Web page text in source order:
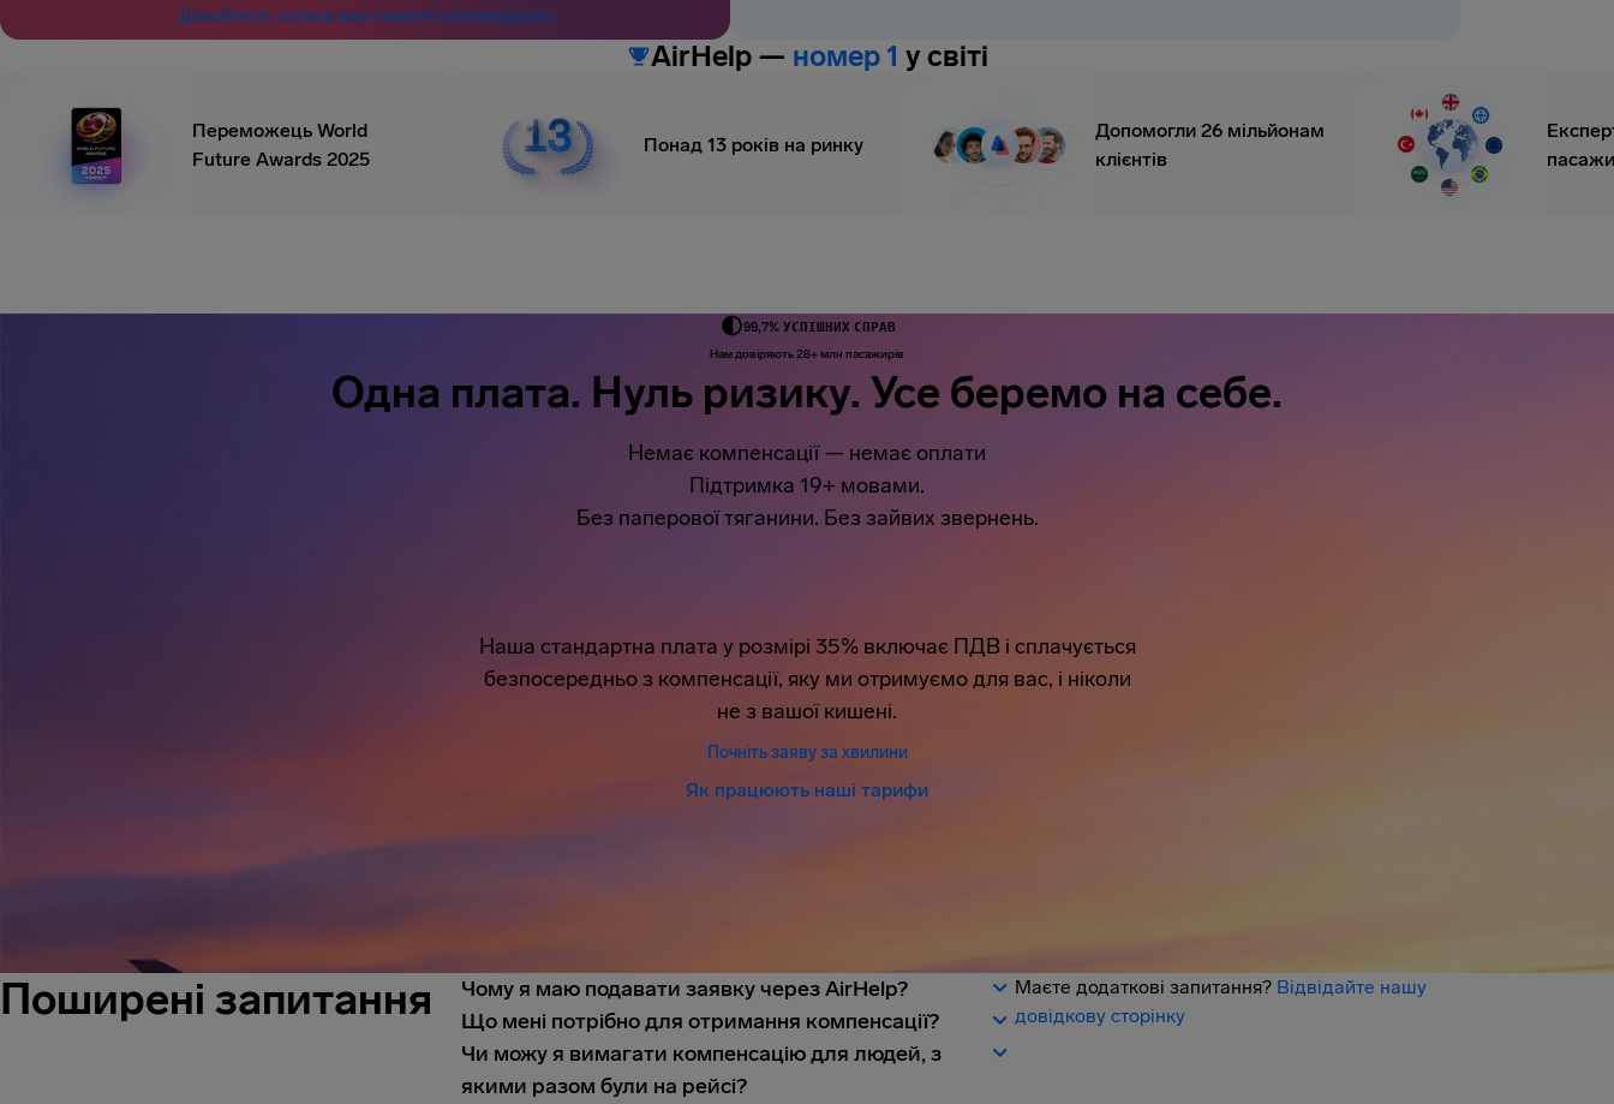
Дізнайтеся, скільки вам повинні компенсувати
AirHelp — номер 1 у світі
Переможець World
Future Awards 2025
Понад 13 років на ринку
Допомогли 26 мільйонам
клієнтів
99,7% УСПІШНИХ СПРАВ
Нам довіряють 28+ млн пасажирів
Одна плата. Нуль ризику. Усе беремо на себе.
Немає компенсації — немає оплати
Підтримка 19+ мовами.
Без паперової тяганини. Без зайвих звернень.
Наша стандартна плата у розмірі 35% включає ПДВ і сплачується
безпосередньо з компенсації, яку ми отримуємо для вас, і ніколи
не з вашої кишені.
Почніть заяву за хвилини
Як працюють наші тарифи
Поширені запитання
Чому я маю подавати заявку через AirHelp?
Що мені потрібно для отримання компенсації?
Чи можу я вимагати компенсацію для людей, з
якими разом були на рейсі?
Маєте додаткові запитання? Відвідайте нашу
довідкову сторінку